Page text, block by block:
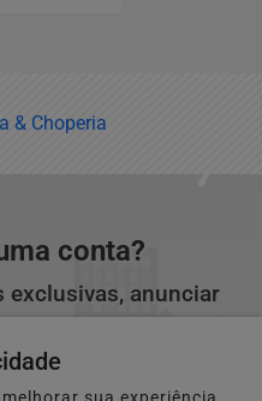
conta?
exclusivas, anunciar